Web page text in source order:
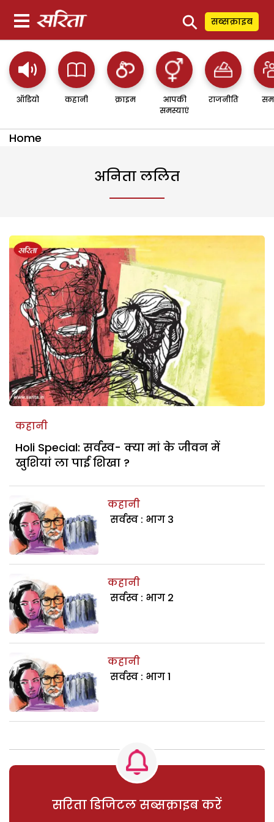
⚲ सब्सक्राइब
ऑडियो कहानी क्राइम
आपकी
समस्याएं
राजनीति
Home
अनिता ललित
कहानी
Holi Special: सर्वस्व- क्या मां के जीवन में
खुशियां ला पाई शिखा ?
कहानी
सर्वस्व : भाग 3
कहानी
सर्वस्व : भाग 2
कहानी
सर्वस्व : भाग 1
सरिता डिजिटल सब्सक्राइब करें